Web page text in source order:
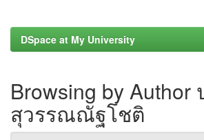
DSpace at My University
Browsing by Author
สุวรรณณัฐโชติ